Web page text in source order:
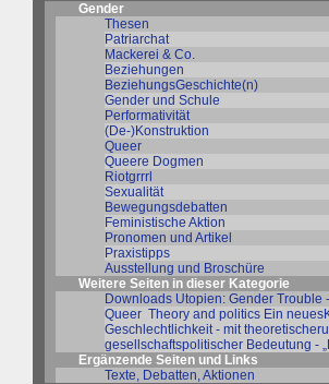
Gender
Thesen
Patriarchat
Mackerei & Co.
Beziehungen
BeziehungsGeschichte(n)
Gender und Schule
Performativität
(De-)Konstruktion
Queer
Queere Dogmen
Riotgrrrl
Sexualität
Bewegungsdebatten
Feministische Aktion
Pronomen und Artikel
Praxistipps
Ausstellung und Broschüre
Weitere Seiten in dieser Kategorie
Downloads Utopien: Gender Trouble
Queer Theory and politics Ein
Geschlechtlichkeit - mit
gesellschaftspolitischer Bedeutung -
Ergänzende Seiten und Links
Texte, Debatten, Aktionen